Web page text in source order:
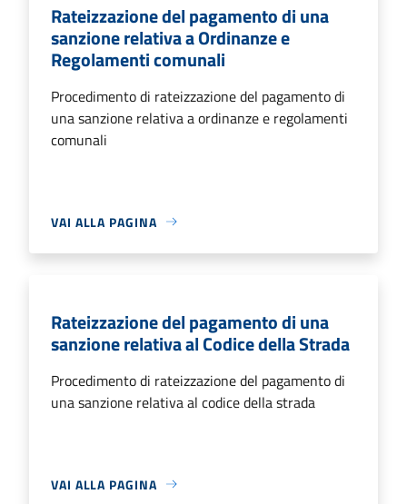
Rateizzazione del pagamento di una
sanzione relativa a Ordinanze e
Regolamenti comunali
Procedimento di rateizzazione del pagamento di
una sanzione relativa a ordinanze e regolamenti
comunali
VAI ALLA PAGINA
Rateizzazione del pagamento di una
sanzione relativa al Codice della Strada
Procedimento di rateizzazione del pagamento di
una sanzione relativa al codice della strada
VAI ALLA PAGINA